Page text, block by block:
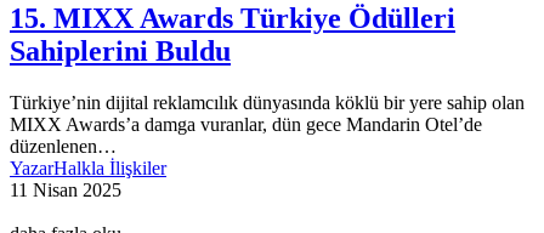
15. MIXX Awards Türkiye Ödülleri
Sahiplerini Buldu
Türkiye’nin dijital reklamcılık dünyasında köklü bir yere sahip olan
MIXX Awards’a damga vuranlar, dün gece Mandarin Otel’de
düzenlenen…
YazarHalkla İlişkiler
11 Nisan 2025